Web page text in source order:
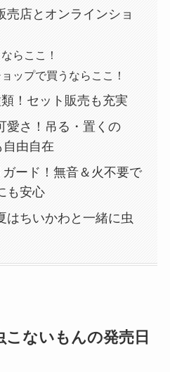
売店とオンラインショ
らここ！
ップで買うならここ！
！セット販売も充実
愛さ！吊る・置くの
自由自在
ード！無音＆火不要で
も安心
はちいかわと一緒に虫
ないもんの発売日